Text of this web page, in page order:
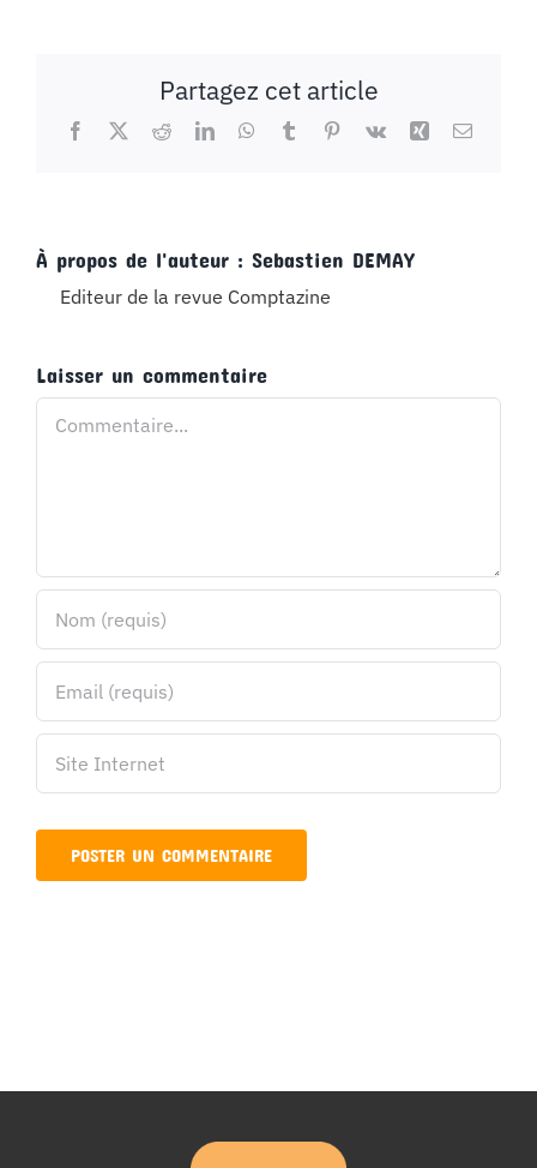
Partagez cet article
Facebook
X RedditLinkedInWhatsApp
TumblrPinterest
Vk Xing Email
À propos de l'auteur : Sebastien DEMAY
Editeur de la revue Comptazine
Laisser un commentaire
Commentaire